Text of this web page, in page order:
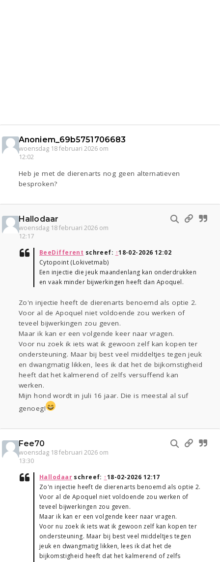
Anoniem_69b5751706683
woensdag 18 februari 2026 om
12:02
Heb je met de dierenarts nog geen alternatieven
besproken?
Hallodaar
woensdag 18 februari 2026 om
12:17
BeeDifferent schreef: ↑18-02-2026 12:02
Cytopoint (Lokivetmab)
Een injectie die jeuk maandenlang kan onderdrukken
en vaak minder bijwerkingen heeft dan Apoquel.
Zo'n injectie heeft de dierenarts benoemd als optie 2.
Voor al de Apoquel niet voldoende zou werken of
teveel bijwerkingen zou geven.
Maar ik kan er een volgende keer naar vragen.
Voor nu zoek ik iets wat ik gewoon zelf kan kopen ter
ondersteuning. Maar bij best veel middeltjes tegen jeuk
en dwangmatig likken, lees ik dat het de bijkomstigheid
heeft dat het kalmerend of zelfs versuffend kan
werken.
Mijn hond wordt in juli 16 jaar. Die is meestal al suf
genoeg!
Fee70
woensdag 18 februari 2026 om
13:30
Hallodaarschreef: ↑18-02-2026 12:17
Zo'n injectie heeft de dierenarts benoemd als optie 2.
Voor al de Apoquel niet voldoende zou werken of
teveel bijwerkingen zou geven.
Maar ik kan er een volgende keer naar vragen.
Voor nu zoek ik iets wat ik gewoon zelf kan kopen ter
ondersteuning. Maar bij best veel middeltjes tegen
jeuk en dwangmatig likken, lees ik dat het de
bijkomstigheid heeft dat het kalmerend of zelfs